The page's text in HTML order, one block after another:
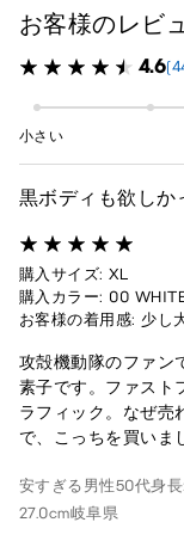
お客様のレビ
4.6
小さい
黒ボディも欲しか
購入サイズ: XL
購入カラー: 00
お客様の着用感: 少し
攻殻機動隊のファン
素子です。ファスト
ラフィック。なぜ売
で、こっちを買いま
安すぎる 男性50代身
27.0cm岐阜県